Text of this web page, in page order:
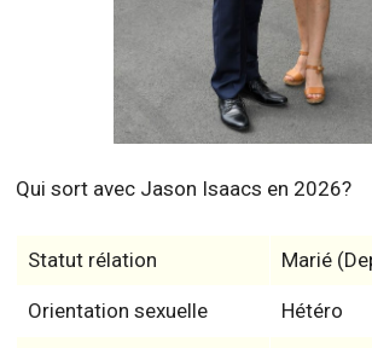
Qui sort avec Jason Isaacs en 2026?
Statut rélation Marié
Orientation sexuelle Hétéro